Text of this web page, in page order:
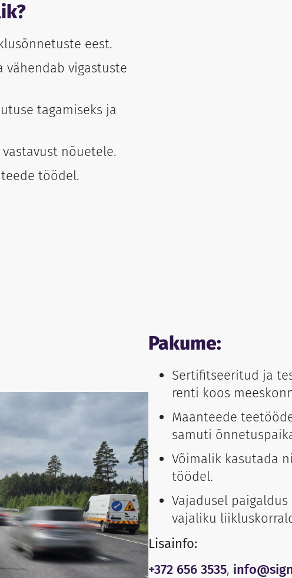
eest.
vähendab vigastuste
tagamiseks ja
nõuetele.
töödel.
Pakume:
Sertifitseeritud ja
renti koos
Maanteede
samuti
Võimalik kasutada
töödel.
Vajadusel
vajaliku
Lisainfo:
+372 656 3535,